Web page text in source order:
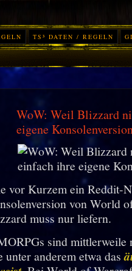
TS³ DATEN / REGELN
WoW: Weil Blizzard
eigene
vor Kurzem ein Reddit-
von World
muss nur liefern.
sind mittlerweile
unter anderem etwa das